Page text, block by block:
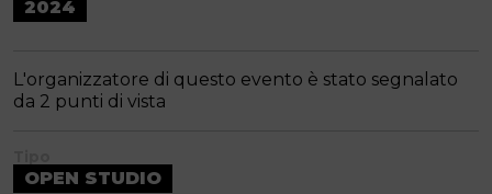
2024
L'organizzatore di questo evento è stato segnalato
da 2 punti di vista
OPEN STUDIO